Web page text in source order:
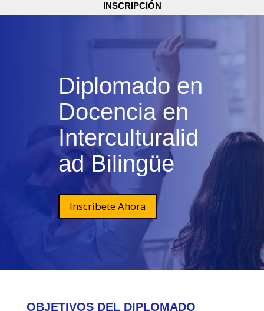
INSCRIPCIÓN
Diplomado en
Docencia en
Interculturalid
ad Bilingüe
Inscríbete Ahora
OBJETIVOS DEL DIPLOMADO